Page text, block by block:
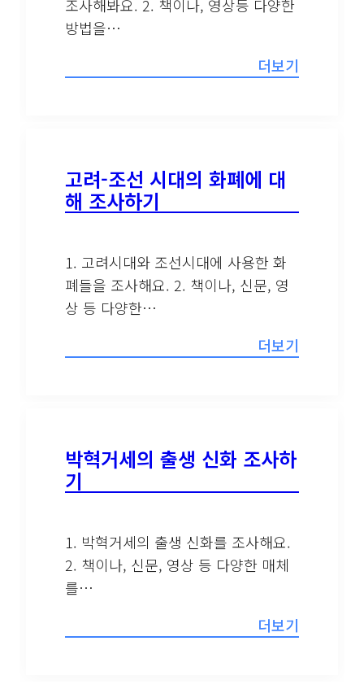
조사해봐요. 2. 책이나, 영상등 다양한
방법을…
더보기
고려-조선 시대의 화폐에 대
해 조사하기
1. 고려시대와 조선시대에 사용한 화
폐들을 조사해요. 2. 책이나, 신문, 영
상 등 다양한…
더보기
박혁거세의 출생 신화 조사하
기
1. 박혁거세의 출생 신화를 조사해요.
2. 책이나, 신문, 영상 등 다양한 매체
를…
더보기